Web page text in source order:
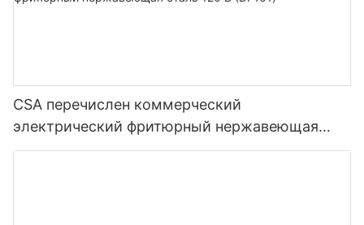
CSA перечислен коммерческий
электрический фритюрный нержавеющая
сталь 120 В (DF101)